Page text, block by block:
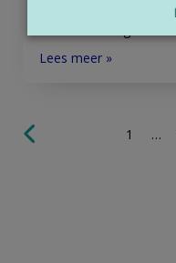
interpreteren en een
Lees meer »
1 …